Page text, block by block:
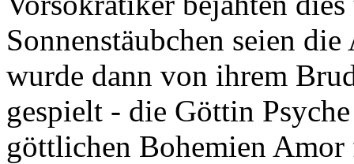
Sonnenstäubchen seien
wurde dann von ihrem
gespielt - die Göttin
göttlichen Bohemien